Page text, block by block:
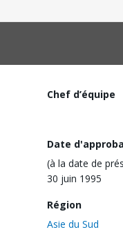
Chef d’équipe
Date
(à la date de
30 juin 1995
Région
Asie du Sud